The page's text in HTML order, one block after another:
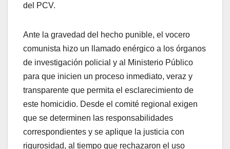
del PCV.
​Ante la gravedad del hecho punible, el vocero
comunista hizo un llamado enérgico a los órganos
de investigación policial y al Ministerio Público
para que inicien un proceso inmediato, veraz y
transparente que permita el esclarecimiento de
este homicidio. Desde el comité regional exigen
que se determinen las responsabilidades
correspondientes y se aplique la justicia con
rigurosidad, al tiempo que rechazaron el uso